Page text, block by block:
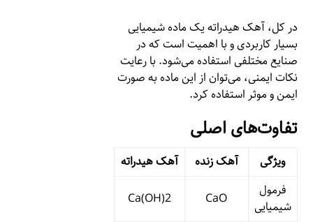
در کل، آهک هیدراته یک ماده شیمیایی
بسیار کاربردی و با اهمیت است که در
صنایع مختلفی استفاده می‌شود. با رعایت
نکات ایمنی، می‌توان از این ماده به صورت
ایمن و موثر استفاده کرد.
تفاوت‌های اصلی
ویژگی آهک زنده
آهک هیدراته
فرمول
شیمیایی
CaO
Ca(OH)2